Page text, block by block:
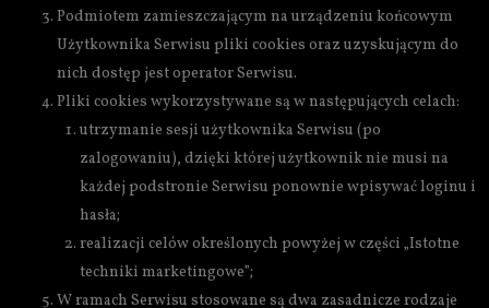
Podmiotem zamieszczającym na urządzeniu końcowym
Użytkownika Serwisu pliki cookies oraz uzyskującym do
nich dostęp jest operator Serwisu.
Pliki cookies wykorzystywane są w następujących celach:
utrzymanie sesji użytkownika Serwisu (po
zalogowaniu), dzięki której użytkownik nie musi na
każdej podstronie Serwisu ponownie wpisywać loginu i
hasła;
realizacji celów określonych powyżej w części „Istotne
techniki marketingowe”;
W ramach Serwisu stosowane są dwa zasadnicze rodzaje